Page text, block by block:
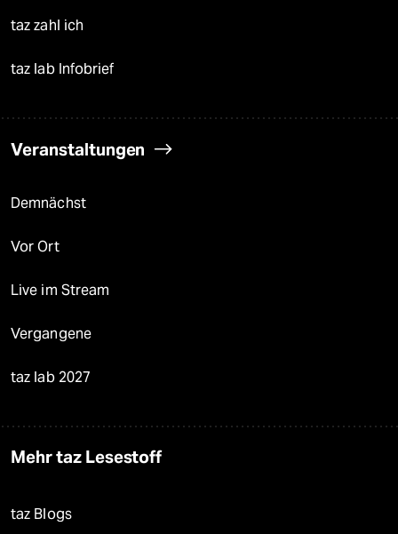
taz zahl ich
taz lab Infobrief
Veranstaltungen
Demnächst
Vor Ort
Live im Stream
Vergangene
taz lab 2027
Mehr taz Lesestoff
taz Blogs